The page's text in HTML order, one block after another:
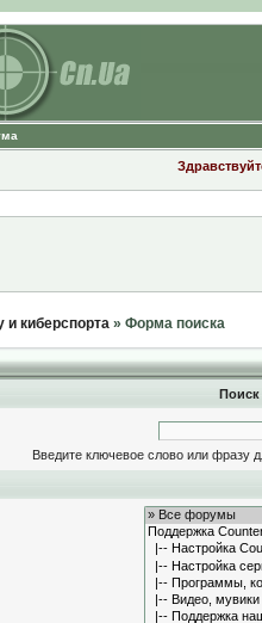
киберспорта» Форма поиска
Введите ключевое слово или фразу